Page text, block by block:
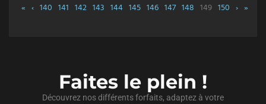
« ‹ 140 141 142 143 144 145 146 147 148 149 150 › »
Faites le plein !
Découvrez nos différents forfaits, adaptez à votre